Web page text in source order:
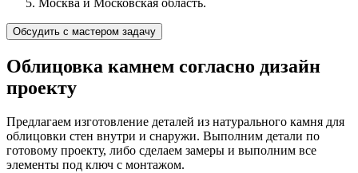
Москва и Московская область.
Облицовка камнем согласно дизайн
проекту
Предлагаем изготовление деталей из натурального камня для
облицовки стен внутри и снаружи. Выполним детали по
готовому проекту, либо сделаем замеры и выполним все
элементы под ключ с монтажом.